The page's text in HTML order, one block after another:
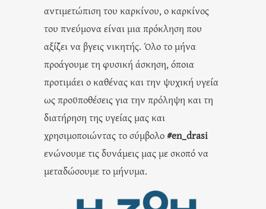
αντιμετώπιση του καρκίνου, ο καρκίνος
του πνεύμονα είναι μια πρόκληση που
αξίζει να βγεις νικητής. Όλο το μήνα
προάγουμε τη φυσική άσκηση, όποια
προτιμάει ο καθένας και την ψυχική υγεία
ως προϋποθέσεις για την πρόληψη και τη
διατήρηση της υγείας μας και
χρησιμοποιώντας το σύμβολο#en_drasi
ενώνουμε τις δυνάμεις μας με σκοπό να
μεταδώσουμε το μήνυμα.